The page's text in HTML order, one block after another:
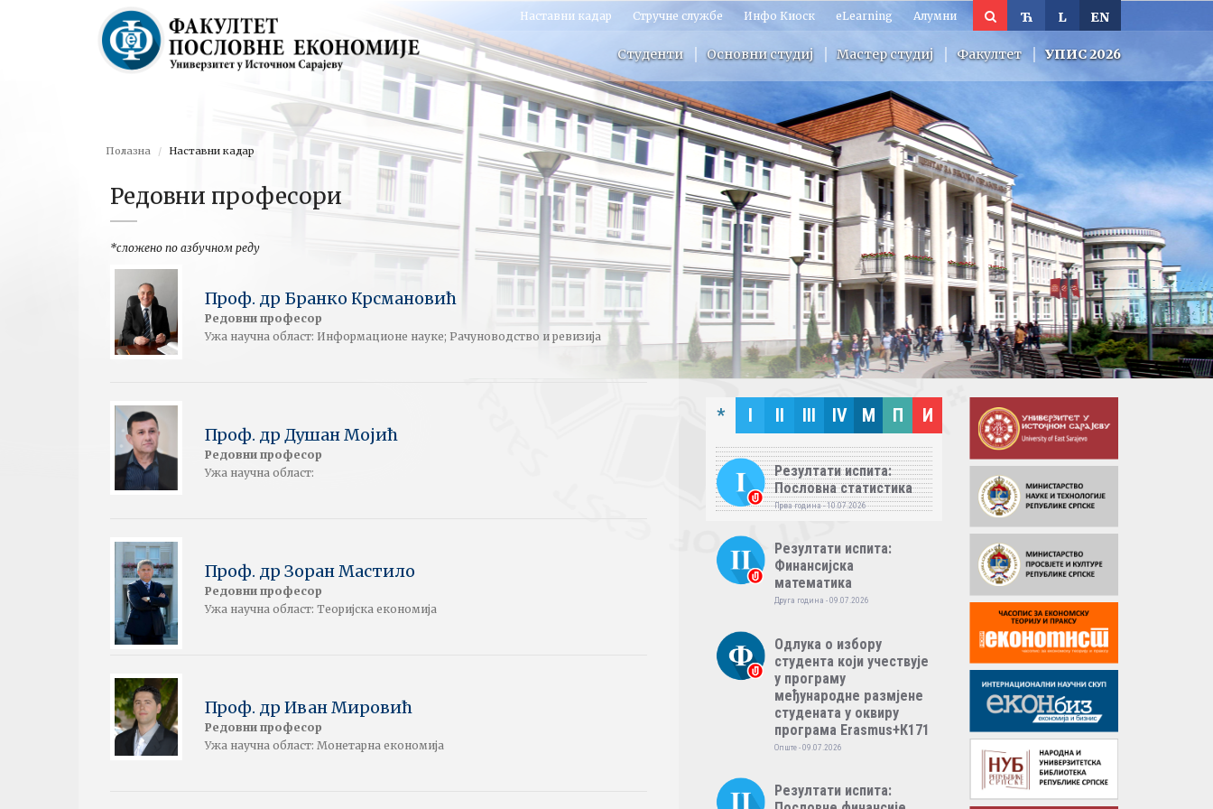
EN
L
Ћ
Наставни кадар Стручне службе Инфо Киоск eLearning Алумни
Студенти Основни студиј Мастер студиј Факултет УПИС 2026
Полазна Наставни кадар
Редовни професори
*сложено по азбучном реду
Проф. др Бранко Крсмановић
Редовни професор
Ужа научна област: Информационе науке; Рачуноводство и ревизија
Проф. др Душан Мојић
Редовни професор
Ужа научна област:
Проф. др Зоран Мастило
Редовни професор
Ужа научна област: Теоријска економија
Проф. др Иван Мировић
Редовни професор
Ужа научна област: Монетарна економија
* I II III IV M П И
Резултати испита:
Пословна статистика
Прва година - 10.07.2026
Резултати испита:
Финансијска
математика
Друга година - 09.07.2026
Одлука о избору
студента који учествује
у програму
међународне размјене
студената у оквиру
програма Erasmus+К171
Опште - 09.07.2026
Резултати испита: